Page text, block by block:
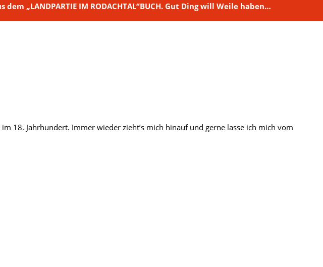
„LANDPARTIE IM RODACHTAL“BUCH. Gut Ding will Weile haben…
18. Jahrhundert. Immer wieder zieht’s mich hinauf und gerne lasse ich mich vom